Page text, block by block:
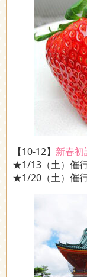
【10-12】 新春
★1/13（土）催
★1/20（土）催